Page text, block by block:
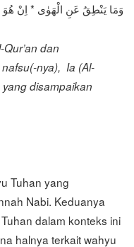
وَمَا يَنْطِقُ عَنِ الْهَوٰى * اِنْ
dan
nya), Ia (Al-
yang disampaikan
Tuhan yang
Nabi. Keduanya
dalam konteks ini
halnya terkait wahyu